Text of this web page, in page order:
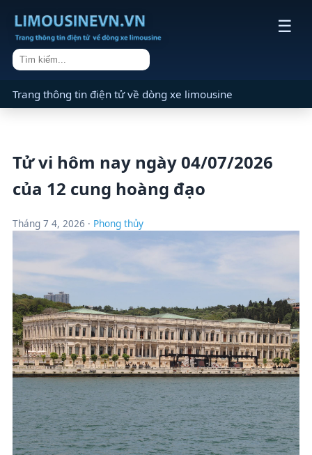
☰
Trang thông tin điện tử về dòng xe limousine
Tử vi hôm nay ngày 04/07/2026
của 12 cung hoàng đạo
Tháng 7 4, 2026 · Phong thủy